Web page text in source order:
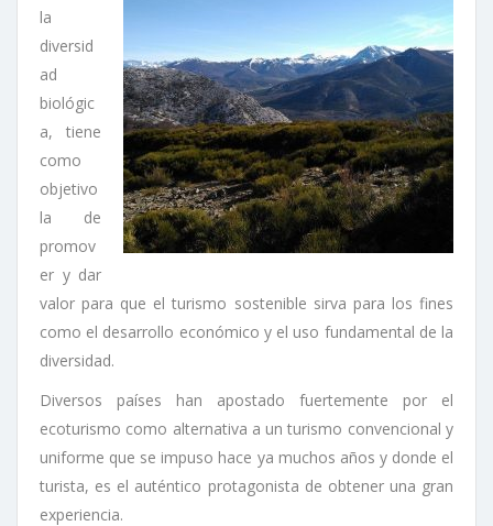
la
diversid
ad
biológic
a, tiene
como
objetivo
la de
promov
er y dar
valor para que el turismo sostenible sirva para los fines
como el desarrollo económico y el uso fundamental de la
diversidad.
Diversos países han apostado fuertemente por el
ecoturismo como alternativa a un turismo convencional y
uniforme que se impuso hace ya muchos años y donde el
turista, es el auténtico protagonista de obtener una gran
experiencia.